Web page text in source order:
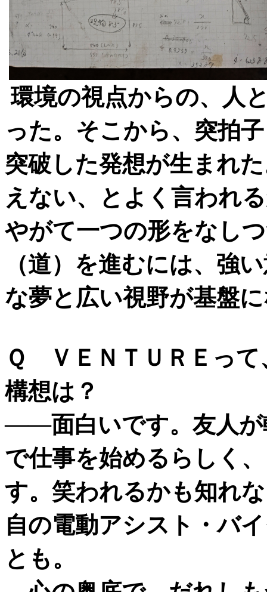
環境の視点からの、人
った。そこから、突拍
突破した発想が生まれ
えない、とよく言われ
やがて一つの形をなし
（道）を進むには、強
な夢と広い視野が基盤
Ｑ ＶＥＮＴＵＲＥっ
構想は？
――面白いです。友人が
で仕事を始めるらしく
す。笑われるかも知れ
自の電動アシスト・バ
とも。